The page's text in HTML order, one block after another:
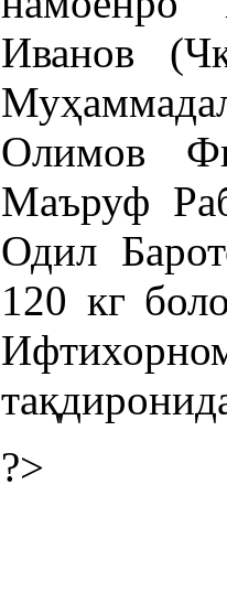
Иванов
Олимов
Маъруф
Одил
120 кг
?>